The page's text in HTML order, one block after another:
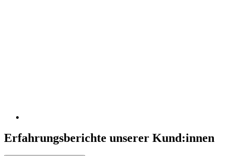
Erfahrungsberichte unserer Kund:innen